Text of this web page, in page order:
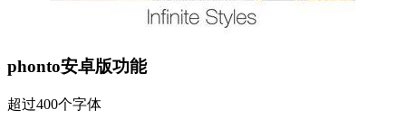
phonto安卓版功能
超过400个字体